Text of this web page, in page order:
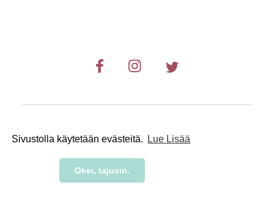
Sivustolla käytetään evästeitä. Lue Lisää
Okei, tajusin.